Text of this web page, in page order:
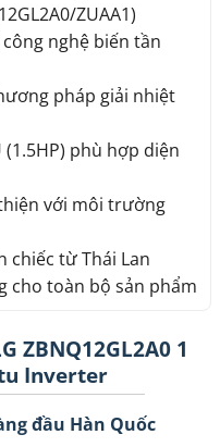
ZUAA1)
nghệ biến tần
pháp giải nhiệt
(1.5HP) phù hợp diện
với môi trường
chiếc từ Thái Lan
cho toàn bộ sản phẩm
ZBNQ12GL2A0 1
Inverter
đầu Hàn Quốc